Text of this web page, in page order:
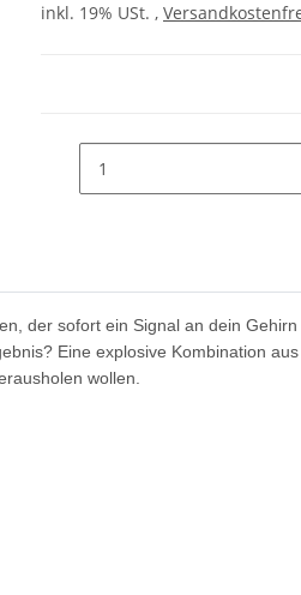
inkl. 19% USt. ,
der sofort ein Signal an dein
Eine explosive Kombination
wollen.